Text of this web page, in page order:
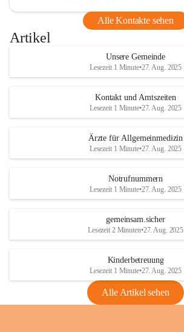
Alle Kontakte sehen
Artikel
Unsere Gemeinde
Lesezeit 1 Minute•27. Aug. 2025
Kontakt und Amtszeiten
Lesezeit 1 Minute•27. Aug. 2025
Ärzte für Allgemeinmedizin
Lesezeit 1 Minute•27. Aug. 2025
Notrufnummern
Lesezeit 1 Minute•27. Aug. 2025
gemeinsam.sicher
Lesezeit 2 Minuten•27. Aug. 2025
Kinderbetreuung
Lesezeit 1 Minute•27. Aug. 2025
Alle Artikel sehen